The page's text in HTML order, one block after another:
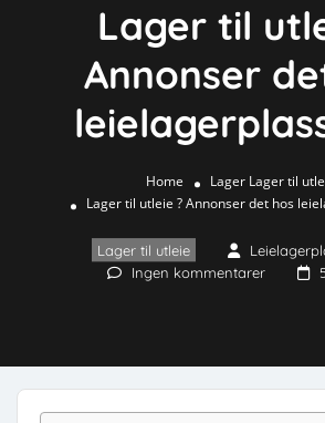
Lager til
Annonser
Home Lager Lager til
Lager til utleie ? Annonser det hos
Lager til utleie
Ingen kommentarer